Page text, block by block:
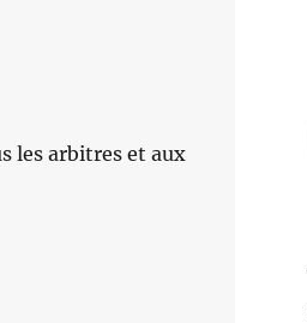
les arbitres et aux